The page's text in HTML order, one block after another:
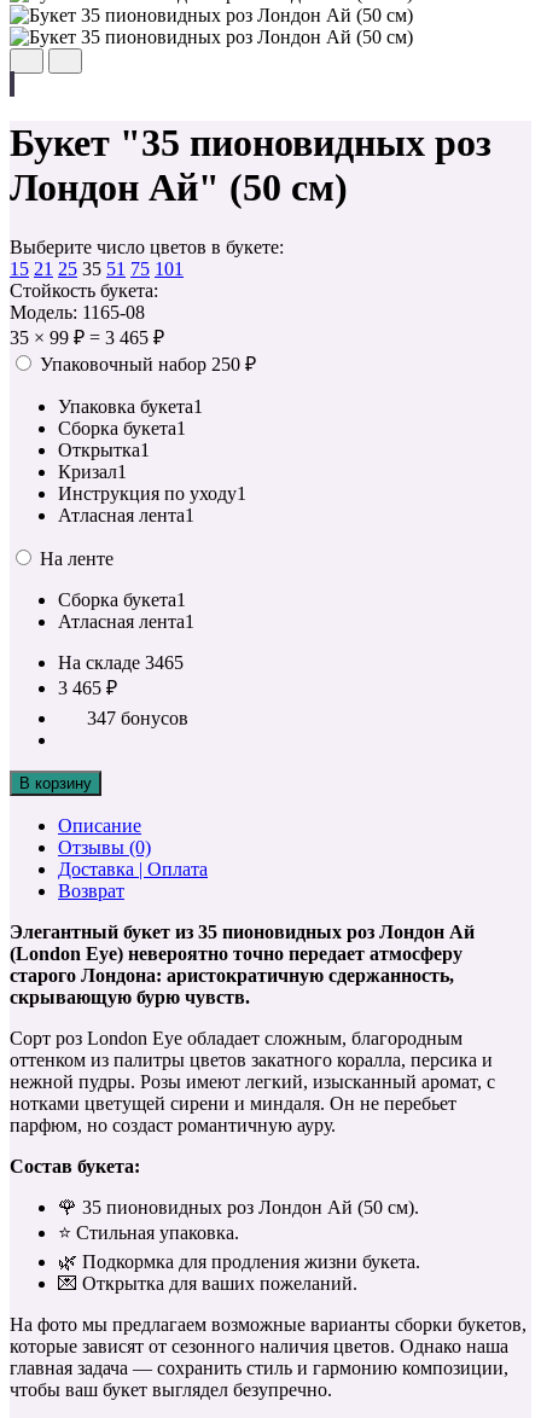
Букет "35 пионовидных роз
Лондон Ай" (50 см)
Выберите число цветов в букете:
15 21 25 35 51 75 101
Стойкость букета:
Модель: 1165-08
35 × 99 ₽ = 3 465 ₽
Упаковочный набор 250 ₽
Упаковка букета1
Сборка букета1
Открытка1
Кризал1
Инструкция по уходу1
Атласная лента1
На ленте
Сборка букета1
Атласная лента1
На складе 3465
3 465 ₽
347 бонусов
В корзину
Описание
Отзывы (0)
Доставка | Оплата
Возврат
Элегантный букет из 35 пионовидных роз Лондон Ай
(London Eye) невероятно точно передает атмосферу
старого Лондона: аристократичную сдержанность,
скрывающую бурю чувств.
Сорт роз London Eye обладает сложным, благородным
оттенком из палитры цветов закатного коралла, персика и
нежной пудры. Розы имеют легкий, изысканный аромат, с
нотками цветущей сирени и миндаля. Он не перебьет
парфюм, но создаст романтичную ауру.
Состав букета:
🌹 35 пионовидных роз Лондон Ай (50 см).
⭐️ Стильная упаковка.
🌿 Подкормка для продления жизни букета.
💌 Открытка для ваших пожеланий.
На фото мы предлагаем возможные варианты сборки букетов,
которые зависят от сезонного наличия цветов. Однако наша
главная задача — сохранить стиль и гармонию композиции,
чтобы ваш букет выглядел безупречно.